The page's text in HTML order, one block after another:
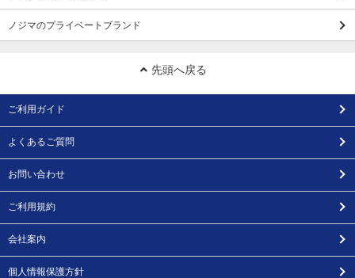
ノジマのプライベートブランド
先頭へ戻る
ご利用ガイド
よくあるご質問
お問い合わせ
ご利用規約
会社案内
個人情報保護方針